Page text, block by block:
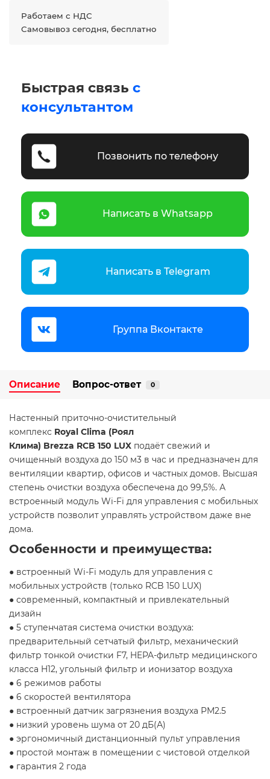
Работаем с НДС
Самовывоз сегодня, бесплатно
Быстрая связь с
консультантом
Позвонить по телефону
Написать в Whatsapp
Написать в Telegram
Группа Вконтакте
Описание Вопрос-ответ 0
Настенный приточно-очистительный
комплекс Royal Clima (Роял
Клима) Brezza RCB 150 LUX подаёт свежий и
очищенный воздуха до 150 м3 в час и предназначен для
вентиляции квартир, офисов и частных домов. Высшая
степень очистки воздуха обеспечена до 99,5%. А
встроенный модуль Wi-Fi для управления с мобильных
устройств позволит управлять устройством даже вне
дома.
Особенности и преимущества:
● встроенный Wi-Fi модуль для управления с
мобильных устройств (только RCB 150 LUX)
● современный, компактный и привлекательный
дизайн
● 5 ступенчатая система очистки воздуха:
предварительный сетчатый фильтр, механический
фильтр тонкой очистки F7, HEPA-фильтр медицинского
класса H12, угольный фильтр и ионизатор воздуха
● 6 режимов работы
● 6 скоростей вентилятора
● встроенный датчик загрязнения воздуха РМ2.5
● низкий уровень шума от 20 дБ(А)
● эргономичный дистанционный пульт управления
● простой монтаж в помещении с чистовой отделкой
● гарантия 2 года